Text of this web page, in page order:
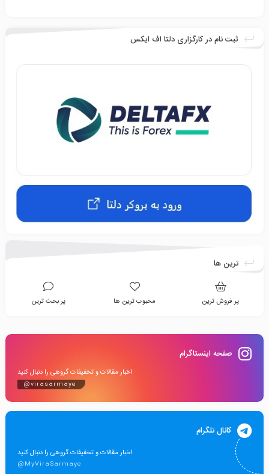
ثبت نام در کارگزاری دلتا اف ایکس
ترین ها
پر فروش ترین محبوب ترین ها پر بحث ترین
صفحه اینستاگرام
اخبار مقالات و تخفیفات گروهی را دنبال کنید
@virasarmaye
کانال تلگرام
اخبار مقالات و تخفیفات گروهی را دنبال کنید
@MyViraSarmaye